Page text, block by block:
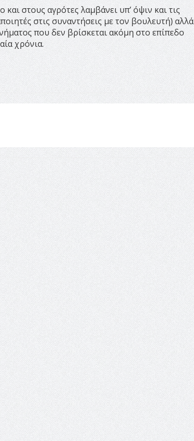
στους αγρότες λαμβάνει υπ’ όψιν και τις
στις συναντήσεις με τον βουλευτή) αλλά
που δεν βρίσκεται ακόμη στο επίπεδο
χρόνια.